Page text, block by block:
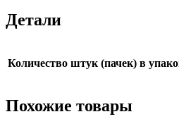
Детали
Количество штук (пачек) в
Похожие товары